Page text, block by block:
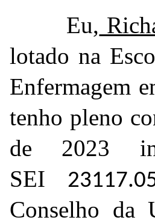
Eu,
lotado na
Enfermagem
tenho pleno
de 2023
SEI
Conselho da